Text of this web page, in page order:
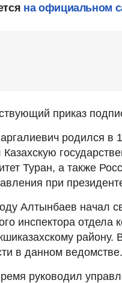
на официальном
приказ
родился в
Туран, а также
при
Алтынбаев начал
инспектора отдела
району.
в данном ведомстве.
руководил